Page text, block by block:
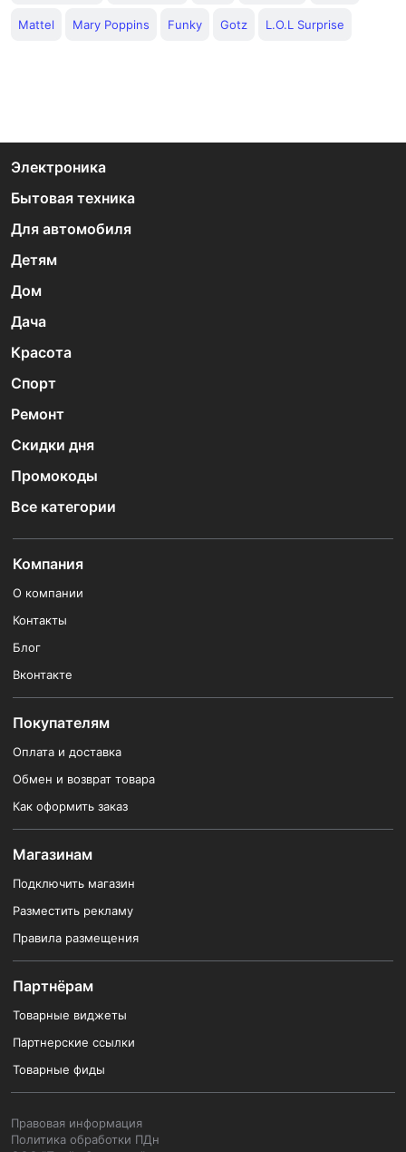
Mattel Mary Poppins Funky Gotz L.O.L Surprise
Электроника
Бытовая техника
Для автомобиля
Детям
Дом
Дача
Красота
Спорт
Ремонт
Скидки дня
Промокоды
Все категории
Компания
О компании
Контакты
Блог
Вконтакте
Покупателям
Оплата и доставка
Обмен и возврат товара
Как оформить заказ
Магазинам
Подключить магазин
Разместить рекламу
Правила размещения
Партнёрам
Товарные виджеты
Партнерские ссылки
Товарные фиды
Правовая информация
Политика обработки ПДн